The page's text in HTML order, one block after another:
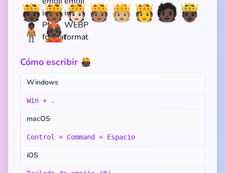
🫅🏿🫅🏾🫅🏻 🫅🏽 🫅🏼 🫅🧑🏿🤴🏿
🧍🏿👲🏿
Cómo escribir 🫅🏿
Windows
Win + .
macOS
Control + Command + Espacio
iOS